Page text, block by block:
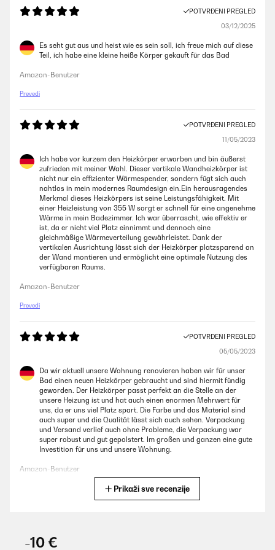
POTVRĐENI PREGLED
03/12/2025
Es seht gut aus und heist wie es sein soll, ich freue mich auf diese
Teil, ich habe eine kleine heiße Körper gekauft für das Bad
Amazon-Benutzer
Prevedi
POTVRĐENI PREGLED
11/05/2023
Ich habe vor kurzem den Heizkörper erworben und bin äußerst
zufrieden mit meiner Wahl. Dieser vertikale Wandheizkörper ist
nicht nur ein effizienter Wärmespender, sondern fügt sich auch
nahtlos in mein modernes Raumdesign ein.Ein herausragendes
Merkmal dieses Heizkörpers ist seine Leistungsfähigkeit. Mit
einer Heizleistung von 355 W sorgt er schnell für eine angenehme
Wärme in mein Badezimmer. Ich war überrascht, wie effektiv er
ist, da er nicht viel Platz einnimmt und dennoch eine
gleichmäßige Wärmeverteilung gewährleistet. Dank der
vertikalen Ausrichtung lässt sich der Heizkörper platzsparend an
der Wand montieren und ermöglicht eine optimale Nutzung des
verfügbaren Raums.
Amazon-Benutzer
Prevedi
POTVRĐENI PREGLED
05/05/2023
Da wir aktuell unsere Wohnung renovieren haben wir für unser
Bad einen neuen Heizkörper gebraucht und sind hiermit fündig
geworden. Der Heizkörper passt perfekt an die Stelle an der
unsere Heizung ist und hat auch einen enormen Mehrwert für
uns, da er uns viel Platz spart. Die Farbe und das Material sind
auch super und die Qualität lässt sich auch sehen. Verpackung
und Versand verlief auch ohne Probleme, die Verpackung war
super robust und gut gepolstert. Im großen und ganzen eine gute
Investition für uns und unsere Wohnung.
Amazon-Benutzer
Prikaži sve recenzije
-10 €